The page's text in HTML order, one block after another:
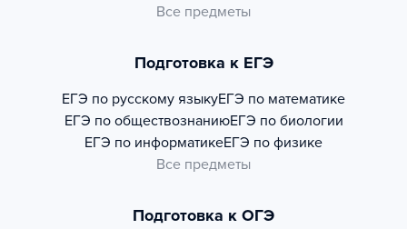
Все предметы
Подготовка к ЕГЭ
ЕГЭ по русскому языкуЕГЭ по математике
ЕГЭ по обществознаниюЕГЭ по биологии
ЕГЭ по информатикеЕГЭ по физике
Все предметы
Подготовка к ОГЭ